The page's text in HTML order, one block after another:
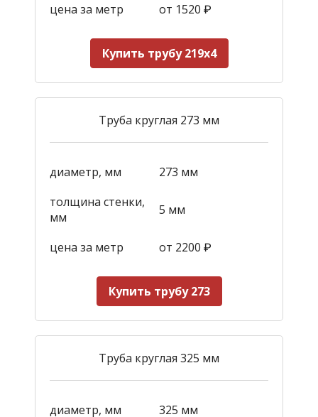
цена за метр от 1520 ₽
Купить трубу 219х4
Труба круглая 273 мм
диаметр, мм
273 мм
толщина стенки,
мм
5 мм
цена за метр от 2200 ₽
Купить трубу 273
Труба круглая 325 мм
диаметр, мм 325 мм